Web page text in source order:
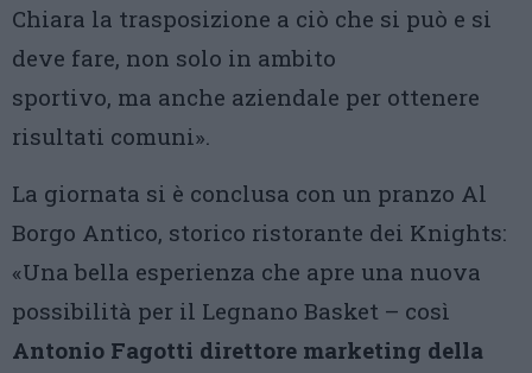
Chiara la trasposizione a ciò che si può e si
deve fare, non solo in ambito
sportivo, ma anche aziendale per ottenere
risultati comuni».
La giornata si è conclusa con un pranzo Al
Borgo Antico, storico ristorante dei Knights:
«Una bella esperienza che apre una nuova
possibilità per il Legnano Basket – così
Antonio Fagotti direttore marketing della